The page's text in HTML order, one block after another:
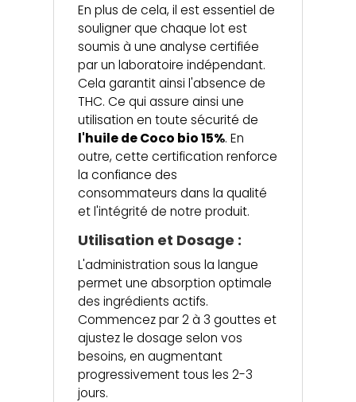
En plus de cela, il est essentiel de
souligner que chaque lot est
soumis à une analyse certifiée
par un laboratoire indépendant.
Cela garantit ainsi l'absence de
THC. Ce qui assure ainsi une
utilisation en toute sécurité de
l'huile de Coco bio 15%. En
outre, cette certification renforce
la confiance des
consommateurs dans la qualité
et l'intégrité de notre produit.
Utilisation et Dosage :
L'administration sous la langue
permet une absorption optimale
des ingrédients actifs.
Commencez par 2 à 3 gouttes et
ajustez le dosage selon vos
besoins, en augmentant
progressivement tous les 2-3
jours.